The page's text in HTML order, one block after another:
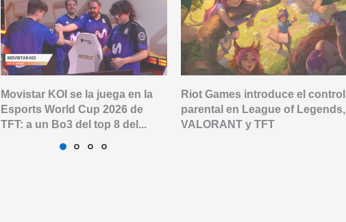
Movistar KOI se la juega en la
Esports World Cup 2026 de
TFT: a un Bo3 del top 8 del...
Riot Games introduce el control
parental en League of Legends,
VALORANT y TFT